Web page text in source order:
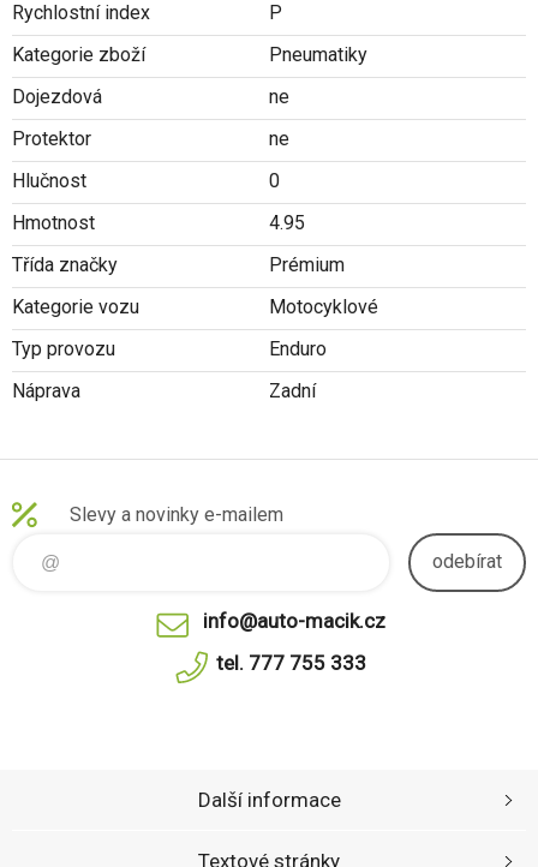
Rychlostní index
P
Kategorie zboží
Pneumatiky
Dojezdová
ne
Protektor
ne
Hlučnost
0
Hmotnost
4.95
Třída značky
Prémium
Kategorie vozu
Motocyklové
Typ provozu
Enduro
Náprava
Zadní
Slevy a novinky e-mailem
odebírat
info@auto-macik.cz
tel. 777 755 333
Další informace
Textové stránky